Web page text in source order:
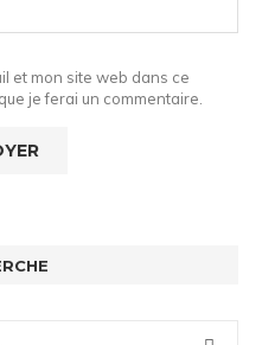
et mon site web dans ce
je ferai un commentaire.